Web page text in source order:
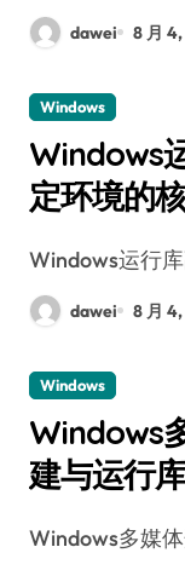
dawei 8 月
Windows
Windows
定环境的
Windows运
dawei 8 月
Windows
Windows
建与运行
Windows多